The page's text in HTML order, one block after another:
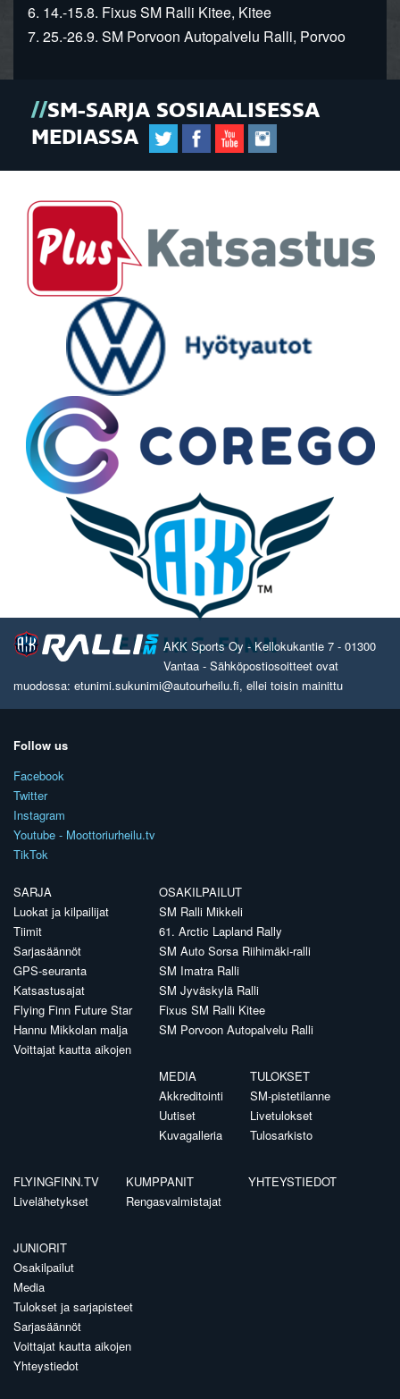
6. 14.-15.8. Fixus SM Ralli Kitee, Kitee
7. 25.-26.9. SM Porvoon Autopalvelu Ralli, Porvoo
SM-SARJA SOSIAALISESSA
MEDIASSA
AKK Sports Oy - Kellokukantie 7 - 01300
Vantaa - Sähköpostiosoitteet ovat
muodossa: etunimi.sukunimi@autourheilu.fi, ellei toisin mainittu
Follow us
Facebook
Twitter
Instagram
Youtube - Moottoriurheilu.tv
TikTok
SARJA
Luokat ja kilpailijat
Tiimit
Sarjasäännöt
GPS-seuranta
Katsastusajat
Flying Finn Future Star
Hannu Mikkolan malja
Voittajat kautta aikojen
OSAKILPAILUT
SM Ralli Mikkeli
61. Arctic Lapland Rally
SM Auto Sorsa Riihimäki-ralli
SM Imatra Ralli
SM Jyväskylä Ralli
Fixus SM Ralli Kitee
SM Porvoon Autopalvelu Ralli
MEDIA
Akkreditointi
Uutiset
Kuvagalleria
TULOKSET
SM-pistetilanne
Livetulokset
Tulosarkisto
FLYINGFINN.TV
Livelähetykset
KUMPPANIT
Rengasvalmistajat
YHTEYSTIEDOT
JUNIORIT
Osakilpailut
Media
Tulokset ja sarjapisteet
Sarjasäännöt
Voittajat kautta aikojen
Yhteystiedot